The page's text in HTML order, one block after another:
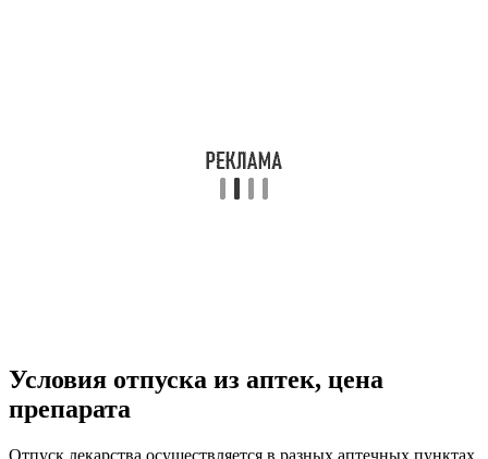
Условия отпуска из аптек, цена
препарата
Отпуск лекарства осуществляется в разных аптечных пунктах